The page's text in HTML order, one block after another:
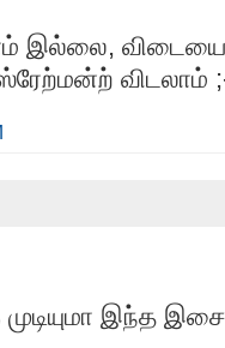
இல்லை,
ஸ்ரேற்மன்ற் விடலாம்
இந்த